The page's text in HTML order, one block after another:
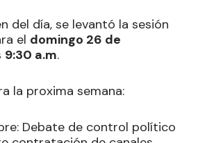
del día, se levantó la sesión
el domingo 26 de
9:30 a.m.
la proxima semana:
Debate de control político